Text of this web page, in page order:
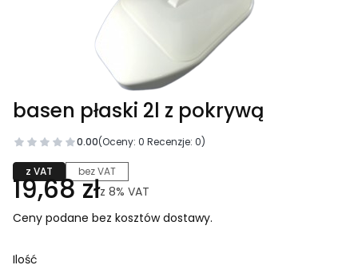
basen płaski 2l z pokrywą
0.00(Oceny: 0 Recenzje: 0)
z VAT bez VAT
19,68 złz 8% VAT
Ceny podane bez kosztów dostawy.
Ilość